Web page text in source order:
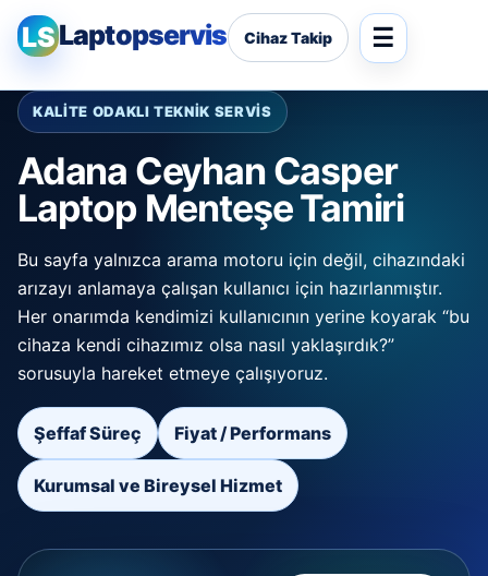
LSLaptopservis Cihaz Takip
KALİTE ODAKLI TEKNİK SERVİS
Adana Ceyhan Casper
Laptop Menteşe Tamiri
Bu sayfa yalnızca arama motoru için değil, cihazındaki
arızayı anlamaya çalışan kullanıcı için hazırlanmıştır.
Her onarımda kendimizi kullanıcının yerine koyarak “bu
cihaza kendi cihazımız olsa nasıl yaklaşırdık?”
sorusuyla hareket etmeye çalışıyoruz.
Şeffaf Süreç Fiyat / Performans
Kurumsal ve Bireysel Hizmet